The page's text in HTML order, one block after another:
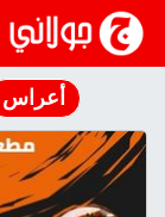
انتقل إلى المحتوى
أعراس